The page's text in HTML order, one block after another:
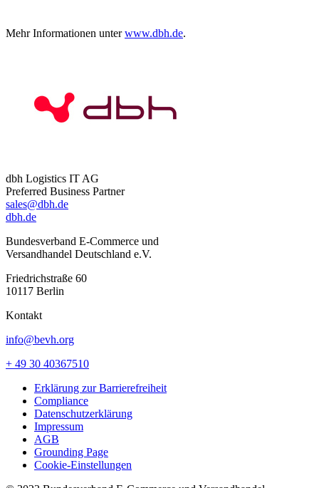
Mehr Informationen unterwww.dbh.de.
dbh Logistics IT AG
Preferred Business Partner
sales@dbh.de
dbh.de
Bundesverband E-Commerce und
Versandhandel Deutschland e.V.
Friedrichstraße 60
10117 Berlin
Kontakt
info@bevh.org
+ 49 30 40367510
Erklärung zur Barrierefreiheit
Compliance
Datenschutzerklärung
Impressum
AGB
Grounding Page
Cookie-Einstellungen